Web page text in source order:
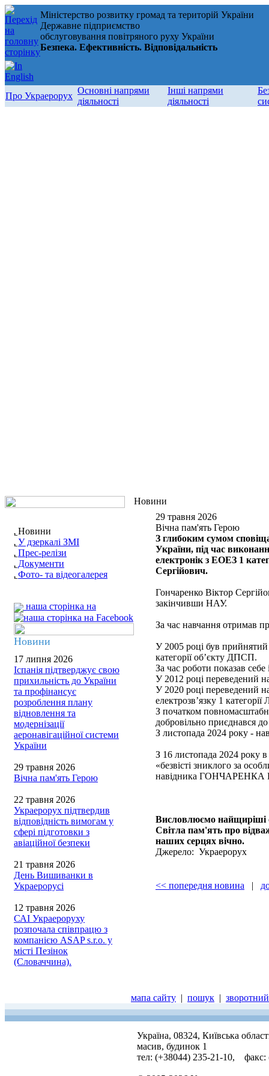
Міністерство розвитку громад та територій України
Державне підприємство
обслуговування повітряного руху України
Безпека. Ефективність. Відповідальність
Про Украерорух
Основні напрями
діяльності
Інші напрями
діяльності
Новини
У дзеркалі ЗМІ
Прес-релізи
Документи
Фото- та відеогалерея
наша сторінка на
Новини
17 липня 2026
Іспанія підтверджує свою
прихильність до України
та профінансує
розроблення плану
відновлення та
модернізації
аеронавігаційної системи
України
29 травня 2026
Вічна пам'ять Герою
22 травня 2026
Украерорух підтвердив
відповідність вимогам у
сфері підготовки з
авіаційної безпеки
21 травня 2026
День Вишиванки в
Украерорусі
12 травня 2026
САІ Украероруху
розпочала співпрацю з
компанією ASAP s.r.o. у
місті Пезінок
(Словаччина).
Новини
29 травня 2026
Вічна пам'ять Герою
З глибоким сумом
України, під час
електронік з ЕОЕЗ 1
Сергійович.
Гончаренко Віктор
закінчивши НАУ.
За час навчання отримав
У 2005 році був
категорії об’єкту ДПСП.
За час роботи показав
У 2012 році переведений
У 2020 році переведений
електрозв’язку 1
З початком
добровільно приєднався до
З листопада 2024 року -
З 16 листопада 2024 року
«безвісті зниклого за
навідника ГОНЧАРЕНКА
Висловлюємо найщиріші
Світла пам'ять про
наших серцях вічно.
Джерело: Украерорух
<< попередня новина |
мапа сайту | пошук |
Україна, 08324, Київська
масив, будинок 1
тел: (+38044) 235-21-10, факс: